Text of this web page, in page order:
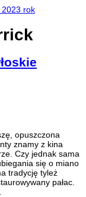
2023 rok
opuszczona
znamy z kina
Czy jednak sama
się o miano
tradycję tyleż
pałac.